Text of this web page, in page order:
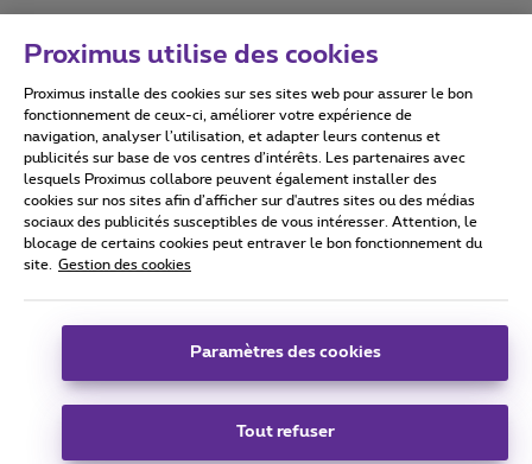
Conditions d'utilisation Accessibility statement
Tous droits réservés. © 2026
Conditions générales, info consommateur
Coordonnées de l’entreprise
Boulevard du Roi Albert II 27 - B-1030 Bruxelles.
Proximus utilise des cookies
Proximus installe des cookies sur ses sites web pour assurer le bon
fonctionnement de ceux-ci, améliorer votre expérience de
navigation, analyser l’utilisation, et adapter leurs contenus et
publicités sur base de vos centres d’intérêts. Les partenaires avec
lesquels Proximus collabore peuvent également installer des
cookies sur nos sites afin d’afficher sur d'autres sites ou des médias
sociaux des publicités susceptibles de vous intéresser. Attention, le
blocage de certains cookies peut entraver le bon fonctionnement du
site.
Gestion des cookies
Paramètres des cookies
Tout refuser